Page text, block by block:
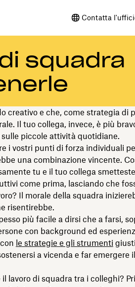
Contatta
squadra
creativo e che, come strategia di
Il tuo collega, invece, è più
piccole attività quotidiane.
i vostri punti di forza individuali
una combinazione vincente.
tu e il tuo collega
come prima, lasciando che
Il morale della squadra
risentirebbe.
più facile a dirsi che a farsi,
con background ed
le strategie e gli strumenti
a vicenda e far emergere
lavoro di squadra tra i colleghi?